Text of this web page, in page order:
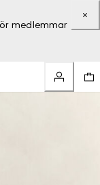
medlemmar